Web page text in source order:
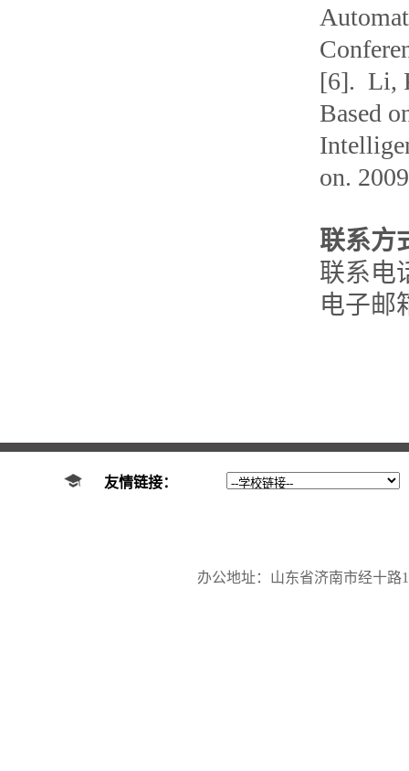
[6]. Li,
Based
on.
联系方
联系电
电子邮
友情链接：
办公地址：山东省济南市经十路